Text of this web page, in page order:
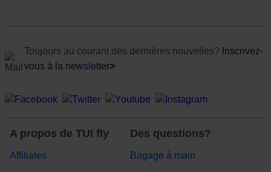
Toujours au courant des dernières nouvelles? Inscrivez-
vous à la newsletter>
A propos de TUI fly
Affiliates
Des questions?
Bagage à main